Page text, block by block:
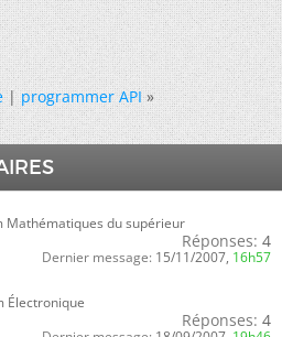
|programmer API »
Mathématiques du supérieur
Réponses: 4
Dernier message: 15/11/2007, 16h57
Électronique
Réponses: 4